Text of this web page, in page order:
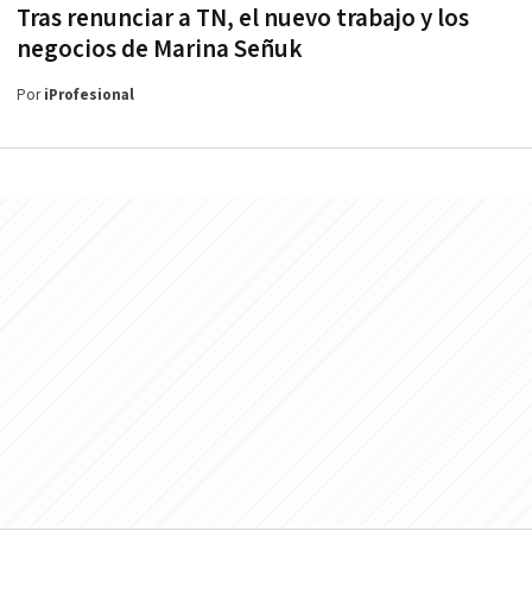
Tras renunciar a TN, el nuevo trabajo y los
negocios de Marina Señuk
PoriProfesional